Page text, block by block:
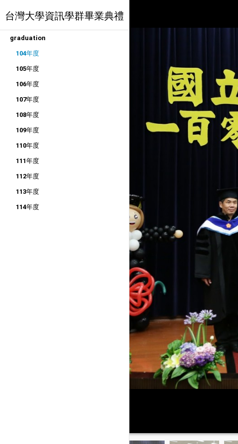
台灣大學資訊學群畢業典禮
graduation
104年度
105年度
106年度
107年度
108年度
109年度
110年度
111年度
112年度
113年度
114年度